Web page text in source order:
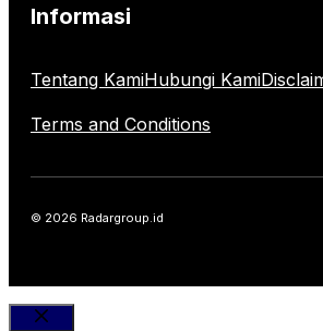
Informasi
Tentang KamiHubungi Kami
Terms and Conditions
© 2026 Radargroup.id